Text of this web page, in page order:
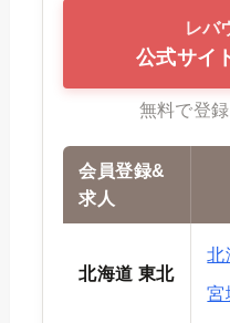
レバ
公式サイ
無料で登
会員登録&
求人
北海道 東北
北
宮